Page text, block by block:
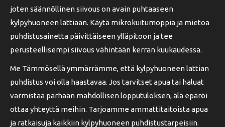
joten säännöllinen siivous on avain puhtaaseen
kylpyhuoneen lattiaan. Käytä mikrokuitumoppia ja mietoa
puhdistusainetta päivittäiseen ylläpitoon ja tee
perusteellisempi siivous vähintään kerran kuukaudessa.
Me Tämmösellä ymmärrämme, että kylpyhuoneen lattian
puhdistus voi olla haastavaa. Jos tarvitset apua tai haluat
varmistaa parhaan mahdollisen lopputuloksen, älä epäröi
ottaa yhteyttä meihin. Tarjoamme ammattitaitoista apua
ja ratkaisuja kaikkiin kylpyhuoneen puhdistustarpeisiin.